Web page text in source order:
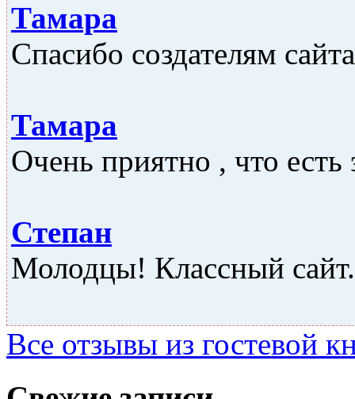
Тамара
Спасибо создателям
Тамара
Очень приятно , что
Степан
Молодцы! Классный
Все отзывы из гостевой